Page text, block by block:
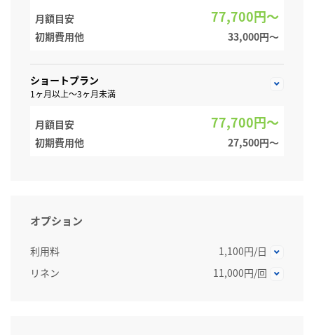
月額目安 77,700円～
初期費用他 33,000円〜
ショートプラン
1ヶ月以上～3ヶ月未満
月額目安 77,700円～
初期費用他 27,500円〜
オプション
利用料
1,100円/日
リネン
11,000円/回